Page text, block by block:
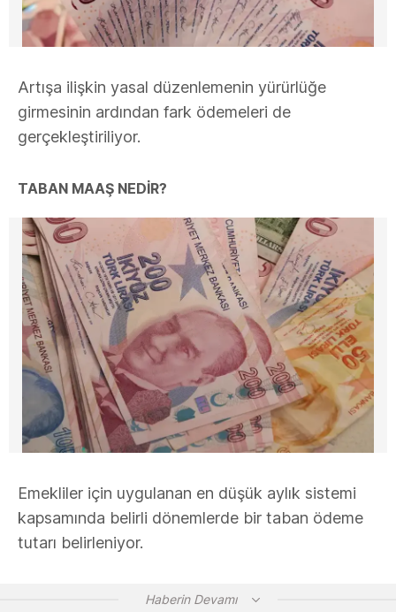
Artışa ilişkin yasal düzenlemenin yürürlüğe
girmesinin ardından fark ödemeleri de
gerçekleştiriliyor.
TABAN MAAŞ NEDİR?
Emekliler için uygulanan en düşük aylık sistemi
kapsamında belirli dönemlerde bir taban ödeme
tutarı belirleniyor.
Haberin Devamı